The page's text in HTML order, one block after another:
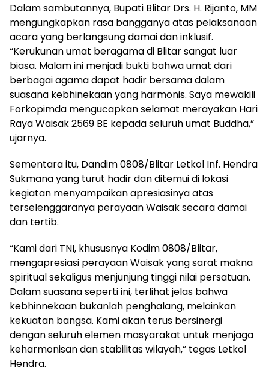
Dalam sambutannya, Bupati Blitar Drs. H. Rijanto, MM
mengungkapkan rasa bangganya atas pelaksanaan
acara yang berlangsung damai dan inklusif.
“Kerukunan umat beragama di Blitar sangat luar
biasa. Malam ini menjadi bukti bahwa umat dari
berbagai agama dapat hadir bersama dalam
suasana kebhinekaan yang harmonis. Saya mewakili
Forkopimda mengucapkan selamat merayakan Hari
Raya Waisak 2569 BE kepada seluruh umat Buddha,”
ujarnya.
Sementara itu, Dandim 0808/Blitar Letkol Inf. Hendra
Sukmana yang turut hadir dan ditemui di lokasi
kegiatan menyampaikan apresiasinya atas
terselenggaranya perayaan Waisak secara damai
dan tertib.
“Kami dari TNI, khususnya Kodim 0808/Blitar,
mengapresiasi perayaan Waisak yang sarat makna
spiritual sekaligus menjunjung tinggi nilai persatuan.
Dalam suasana seperti ini, terlihat jelas bahwa
kebhinnekaan bukanlah penghalang, melainkan
kekuatan bangsa. Kami akan terus bersinergi
dengan seluruh elemen masyarakat untuk menjaga
keharmonisan dan stabilitas wilayah,” tegas Letkol
Hendra.